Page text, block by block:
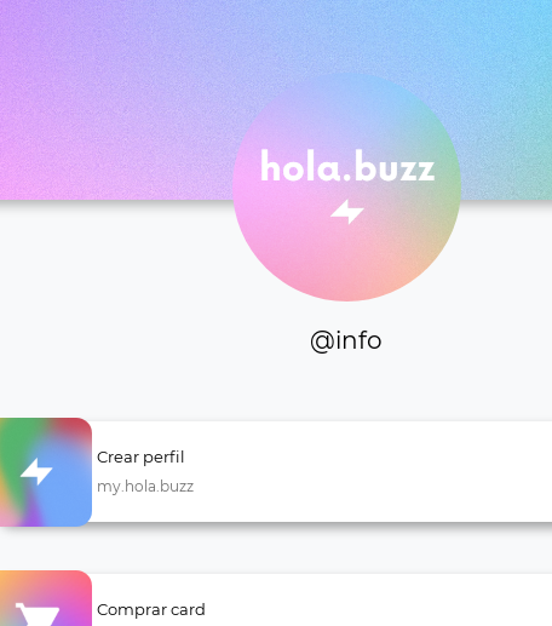
@info
Crear perfil
my.hola.buzz
Comprar card